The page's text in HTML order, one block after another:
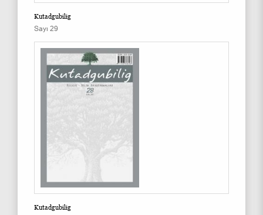
Kutadgubilig
Sayı 29
Kutadgubilig